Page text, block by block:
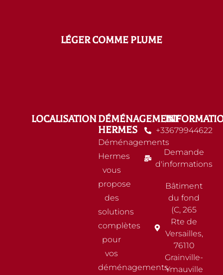
LÉGER COMME PLUME
LOCALISATIONDÉMÉNAGEMENT
HERMES
Déménagements
Hermes
vous
propose
des
solutions
complètes
pour
vos
déménagements,
+33679944622
Demande
d'informations
Bâtiment
du fond
(C, 265
Rte de
Versailles,
76110
Grainville-
Ymauville